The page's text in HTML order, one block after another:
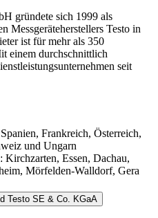
gründete sich 1999 als
Messgeräteherstellers Testo in
ist für mehr als 350
einem durchschnittlich
seit
Frankreich, Österreich,
und Ungarn
Kirchzarten, Essen, Dachau,
Mörfelden-Walldorf, Gera
Testo SE & Co. KGaA